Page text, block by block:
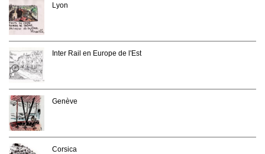
Lyon
Inter Rail en Europe de l'Est
Genève
Corsica